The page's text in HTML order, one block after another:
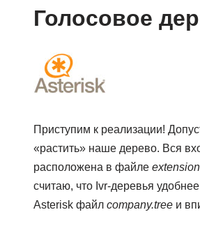
Голосовое
Приступим к реализации!
«растить» наше дерево. Вся
расположена в файле
считаю, что Ivr-деревья
Asterisk файл company.treeи